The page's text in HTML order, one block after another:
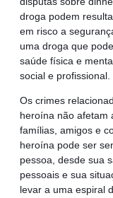
droga podem
em risco a
uma droga que
saúde física e
social e profissional.
Os crimes
heroína não afetam
famílias, amigos e
heroína pode ser
pessoa, desde sua
pessoais e sua
levar a uma espiral